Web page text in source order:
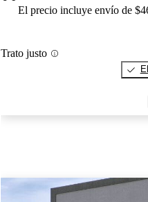
El precio incluye envío de
Trato justo